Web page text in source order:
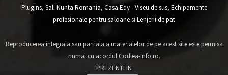
Plugins, Sali Nunta Romania, Casa Edy - Viseu de sus, Echipamente
profesionale pentru saloanesi Lenjerii de pat
Reproducerea integrala sau partiala a materialelor de pe acest site este permisa
numai cu acordul Codlea-Info.ro.
PREZENTI IN